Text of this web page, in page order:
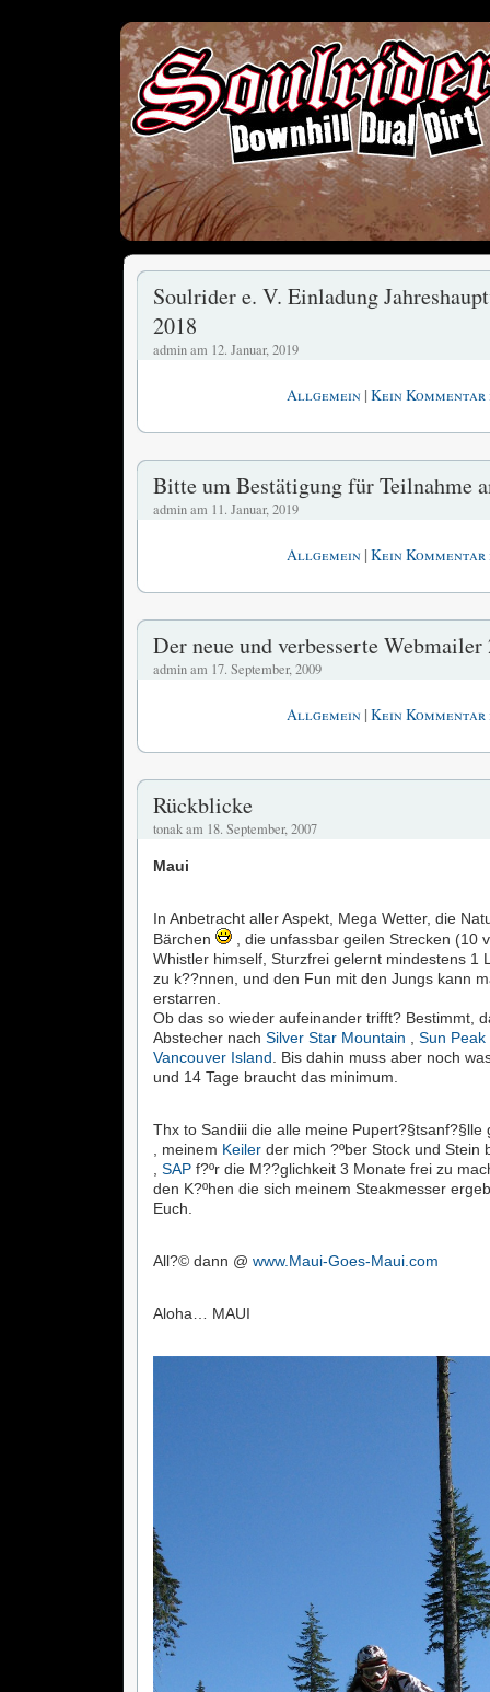
Soulrider e. V. Einladung
2018
admin am 12. Januar, 2019
Allgemein | Kein Kommentar
Bitte um Bestätigung für Teilnahme
admin am 11. Januar, 2019
Allgemein | Kein Kommentar
Der neue und verbesserte Webmailer
admin am 17. September, 2009
Allgemein | Kein Kommentar
Rückblicke
tonak am 18. September, 2007
Maui
In Anbetracht aller Aspekt, Mega Wetter, die
Bärchen
, die unfassbar geilen Strecken (10
Whistler himself, Sturzfrei gelernt mindestens 1
zu k??nnen, und den Fun mit den Jungs kann
erstarren.
Ob das so wieder aufeinander trifft? Bestimmt,
Abstecher nach Silver Star Mountain Sun Peak
Vancouver Island . Bis dahin muss aber noch
und 14 Tage braucht das minimum.
Thx to Sandiii die alle meine Pupert?§tsanf?§lle
, meinem Keiler der mich ?ºber Stock und Stein
SAP f?ºr die M??glichkeit 3 Monate frei zu
den K?ºhen die sich meinem Steakmesser
Euch.
All?© dann @ www.Maui-Goes-Maui.com
Aloha… MAUI